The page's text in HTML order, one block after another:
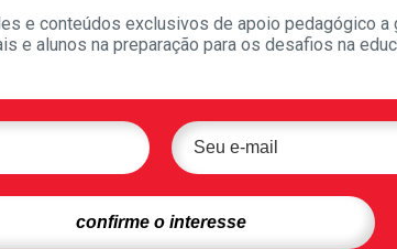
e conteúdos exclusivos de apoio pedagógico a
e alunos na preparação para os desafios na